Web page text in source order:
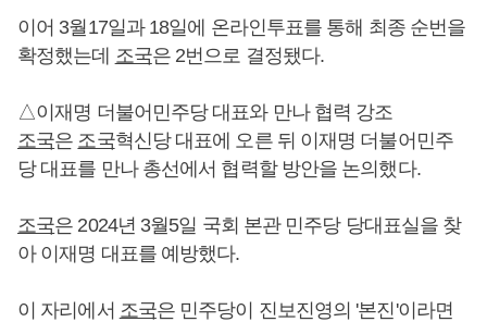
이어 3월17일과 18일에 온라인투표를 통해 최종 순번을
확정했는데 조국은 2번으로 결정됐다.
△이재명 더불어민주당 대표와 만나 협력 강조
조국은 조국혁신당 대표에 오른 뒤 이재명 더불어민주
당 대표를 만나 총선에서 협력할 방안을 논의했다.
조국은 2024년 3월5일 국회 본관 민주당 당대표실을 찾
아 이재명 대표를 예방했다.
이 자리에서 조국은 민주당이 진보진영의 '본진'이라면